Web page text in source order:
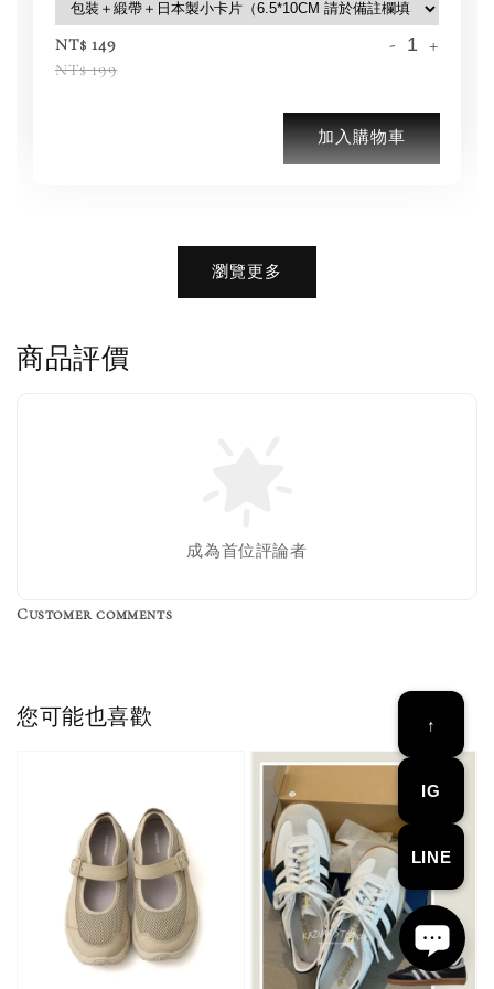
NT$ 149
NT$ 199
- +
加入購物車
加購優惠【BIRKENSTOCK 保養護理產品】
NT$ 370
加入購物車
加購優惠【品牌襪子組】
瀏覽全部
瀏覽更多
商品評價
成為首位評論者
Customer comments
您可能也喜歡 ↑
IG
LINE